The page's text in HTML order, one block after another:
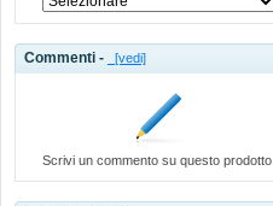
Commenti - [vedi]
Scrivi un commento su questo prodotto.